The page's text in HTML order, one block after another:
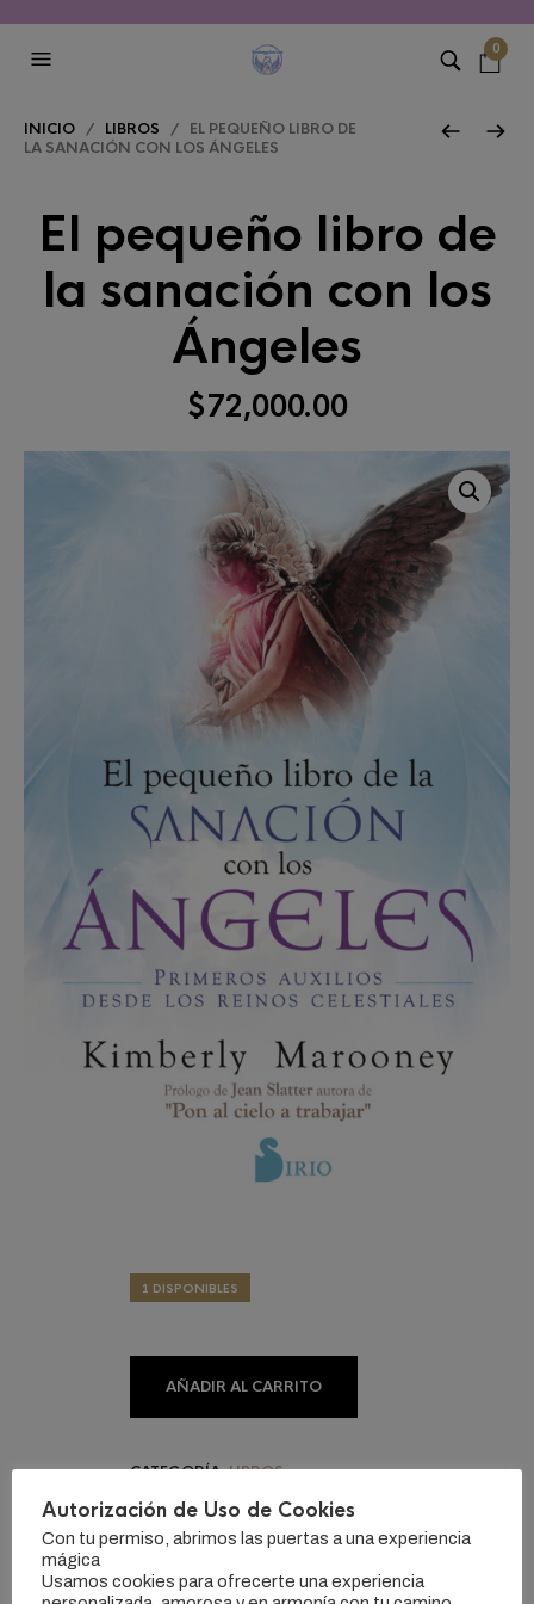
0
INICIO / LIBROS / EL PEQUEÑO LIBRO DE
LA SANACIÓN CON LOS ÁNGELES
El pequeño libro de
la sanación con los
Ángeles
$72,000.00
1 DISPONIBLES
AÑADIR AL CARRITO
CATEGORÍA:LIBROS
Autorización de Uso de Cookies
Con tu permiso, abrimos las puertas a una experiencia
mágica
Usamos cookies para ofrecerte una experiencia